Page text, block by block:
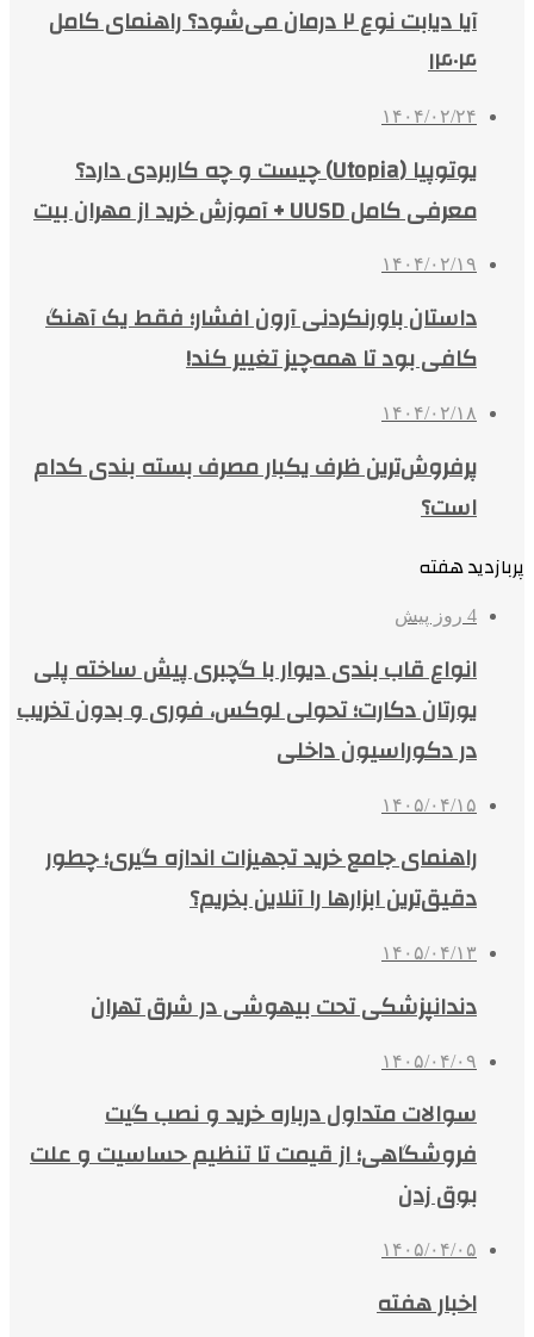
آیا دیابت نوع ۲ درمان می‌شود؟ راهنمای کامل
۱۴۰۴
۱۴۰۴/۰۲/۲۴
یوتوپیا (Utopia) چیست و چه کاربردی دارد؟
معرفی کامل UUSD + آموزش خرید از مهران بیت
۱۴۰۴/۰۲/۱۹
داستان باورنکردنی آرون افشار؛ فقط یک آهنگ
کافی بود تا همه‌چیز تغییر کند!
۱۴۰۴/۰۲/۱۸
پرفروش‌ترین ظرف یکبار مصرف بسته بندی کدام
است؟
پربازدید هفته
4 روز پیش
انواع قاب بندی دیوار با گچبری پیش ساخته پلی
یورتان دکارت؛ تحولی لوکس، فوری و بدون تخریب
در دکوراسیون داخلی
۱۴۰۵/۰۴/۱۵
راهنمای جامع خرید تجهیزات اندازه گیری؛ چطور
دقیق‌ترین ابزارها را آنلاین بخریم؟
۱۴۰۵/۰۴/۱۳
دندانپزشکی تحت بیهوشی در شرق تهران
۱۴۰۵/۰۴/۰۹
سوالات متداول درباره خرید و نصب گیت
فروشگاهی؛ از قیمت تا تنظیم حساسیت و علت
بوق زدن
۱۴۰۵/۰۴/۰۵
اخبار هفته